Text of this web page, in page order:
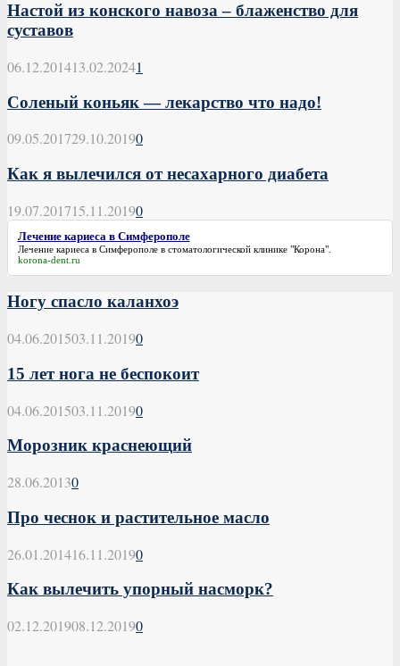
Настой из конского навоза – блаженство для
суставов
06.12.201413.02.20241
Соленый коньяк — лекарство что надо!
09.05.201729.10.20190
Как я вылечился от несахарного диабета
19.07.201715.11.20190
Лечение кариеса в Симферополе
Лечение кариеса в Симферополев стоматологической клинике "Корона".
korona-dent.ru
Ногу спасло каланхоэ
04.06.201503.11.20190
15 лет нога не беспокоит
04.06.201503.11.20190
Морозник краснеющий
28.06.20130
Про чеснок и растительное масло
26.01.201416.11.20190
Как вылечить упорный насморк?
02.12.201908.12.20190